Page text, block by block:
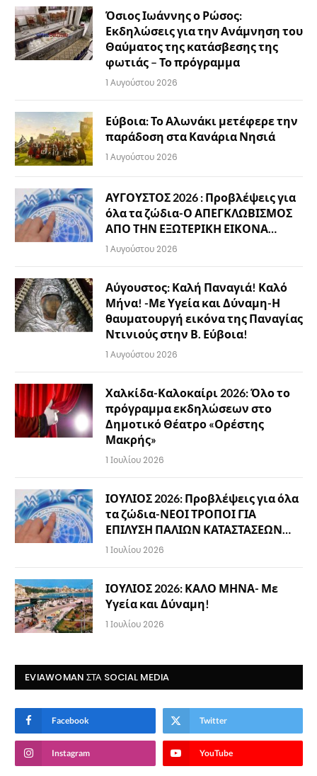
Όσιος Ιωάννης ο Ρώσος:
Εκδηλώσεις για την Ανάμνηση του
Θαύματος της κατάσβεσης της
φωτιάς – Το πρόγραμμα
1 Αυγούστου 2026
Εύβοια: Το Αλωνάκι μετέφερε την
παράδοση στα Κανάρια Νησιά
1 Αυγούστου 2026
ΑΥΓΟΥΣΤΟΣ 2026 : Προβλέψεις για
όλα τα ζώδια-Ο ΑΠΕΓΚΛΩΒΙΣΜΟΣ
ΑΠΟ ΤΗΝ ΕΞΩΤΕΡΙΚΗ ΕΙΚΟΝΑ…
1 Αυγούστου 2026
Αύγουστος: Καλή Παναγιά! Καλό
Μήνα! -Με Υγεία και Δύναμη-Η
θαυματουργή εικόνα της Παναγίας
Ντινιούς στην Β. Εύβοια!
1 Αυγούστου 2026
Χαλκίδα-Καλοκαίρι 2026: Όλο το
πρόγραμμα εκδηλώσεων στο
Δημοτικό Θέατρο «Ορέστης
Μακρής»
1 Ιουλίου 2026
ΙΟΥΛΙΟΣ 2026: Προβλέψεις για όλα
τα ζώδια-ΝΕΟΙ ΤΡΟΠΟΙ ΓΙΑ
ΕΠΙΛΥΣΗ ΠΑΛΙΩΝ ΚΑΤΑΣΤΑΣΕΩΝ…
1 Ιουλίου 2026
ΙΟΥΛΙΟΣ 2026: ΚΑΛΟ ΜΗΝΑ- Με
Υγεία και Δύναμη!
1 Ιουλίου 2026
EVIAWOMAN ΣΤΑ SOCIAL MEDIA
Facebook Twitter
Instagram YouTube